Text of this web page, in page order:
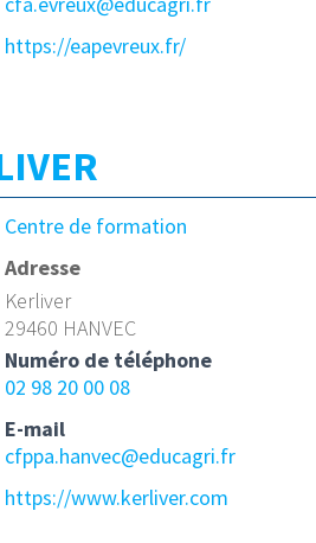
https://eapevreux.fr/
Centre de formation
Adresse
Kerliver
29460 HANVEC
Numéro de téléphone
02 98 20 00 08
E-mail
cfppa.hanvec@educagri.fr
https://www.kerliver.com